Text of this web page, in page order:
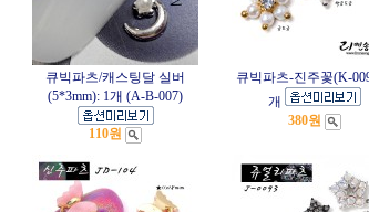
큐빅파츠/캐스팅달 실버
(5*3mm): 1개 (A-B-007)
110원
큐빅파츠-진주꽃(K-
개
380원